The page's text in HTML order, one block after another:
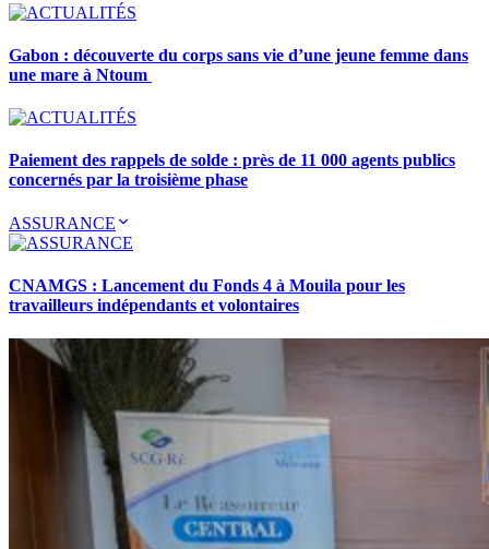
Gabon : découverte du corps sans vie d’une jeune femme dans
une mare à Ntoum
Paiement des rappels de solde : près de 11 000 agents publics
concernés par la troisième phase
ASSURANCE
CNAMGS : Lancement du Fonds 4 à Mouila pour les
travailleurs indépendants et volontaires